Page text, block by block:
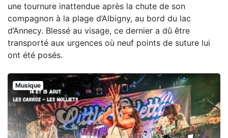
une tournure inattendue après la chute de son
compagnon à la plage d’Albigny, au bord du lac
d’Annecy. Blessé au visage, ce dernier a dû être
transporté aux urgences où neuf points de suture lui
ont été posés.
Musique